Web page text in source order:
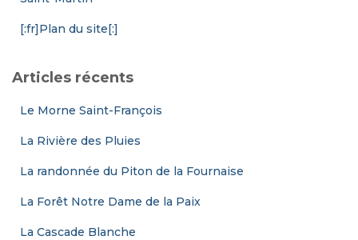
[:fr]Plan du site[:]
Articles récents
Le Morne Saint-François
La Rivière des Pluies
La randonnée du Piton de la Fournaise
La Forêt Notre Dame de la Paix
La Cascade Blanche